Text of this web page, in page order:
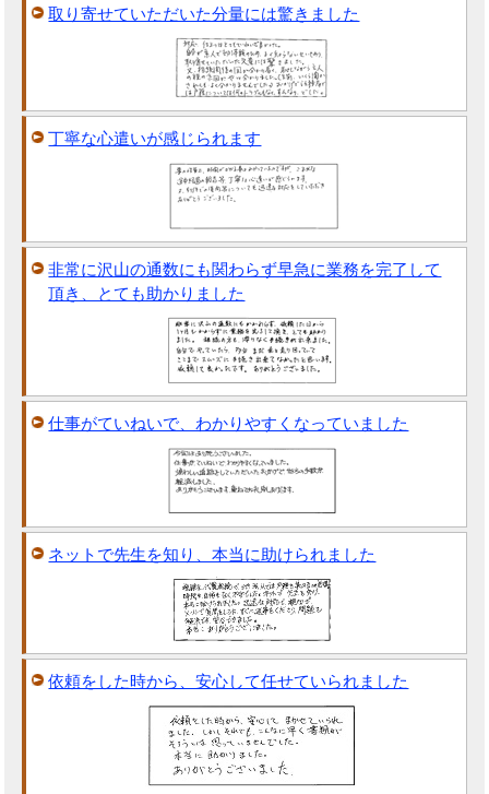
取り寄せていただいた分量には驚きました
丁寧な心遣いが感じられます
非常に沢山の通数にも関わらず早急に業務を完了して
頂き、とても助かりました
仕事がていねいで、わかりやすくなっていました
ネットで先生を知り、本当に助けられました
依頼をした時から、安心して任せていられました